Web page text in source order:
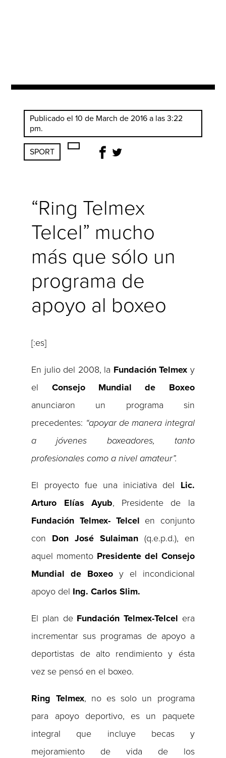
Publicado el 10 de March de 2016 a las 3:22
pm.
SPORT
“Ring Telmex
Telcel” mucho
más que sólo un
programa de
apoyo al boxeo
[:es]
En julio del 2008, la Fundación Telmex y
el Consejo Mundial de Boxeo
anunciaron un programa sin
precedentes: “apoyar de manera integral
a jóvenes boxeadores, tanto
profesionales como a nivel amateur”.
El proyecto fue una iniciativa del Lic.
Arturo Elías Ayub, Presidente de la
Fundación Telmex- Telcel en conjunto
con Don José Sulaiman(q.e.p.d.), en
aquel momento Presidente del Consejo
Mundial de Boxeo y el incondicional
apoyo del Ing. Carlos Slim.
El plan de Fundación Telmex-Telcel era
incrementar sus programas de apoyo a
deportistas de alto rendimiento y ésta
vez se pensó en el boxeo.
Ring Telmex, no es solo un programa
para apoyo deportivo, es un paquete
integral que incluye becas y
mejoramiento de vida de los